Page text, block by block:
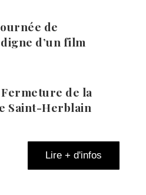
de
d’un film
de la
Saint-Herblain
Lire + d'infos